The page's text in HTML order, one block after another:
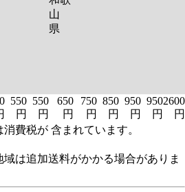
山
県
550
円
550
円
650
円
750
円
850
円
950
円
950
円
2600
円
費税が 含まれています。
域は追加送料がかかる場合がありま